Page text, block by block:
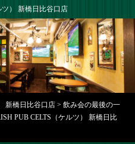
ツ） 新橋日比谷口店
新橋日比谷口店 >飲み会の最後の一
PUB CELTS（ケルツ） 新橋日比